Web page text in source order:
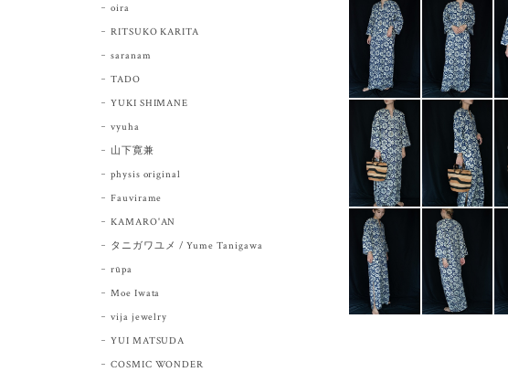
oira
RITSUKO KARITA
saranam
TADO
YUKI SHIMANE
vyuha
山下寛兼
physis original
Fauvirame
KAMARO'AN
タニガワユメ / Yume Tanigawa
rūpa
Moe Iwata
vija jewelry
YUI MATSUDA
COSMIC WONDER